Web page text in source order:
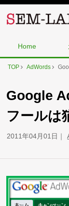
Home
TOP AdWords
Google
フールは
2011年04月01日